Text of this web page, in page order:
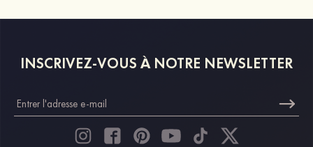
INSCRIVEZ-VOUS À NOTRE NEWSLETTER